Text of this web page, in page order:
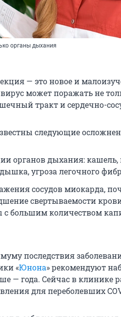
органы дыхания
— это новое и
может поражать не
тракт и сердечно-
следующие
органов дыхания: кашель,
угроза легочного
сосудов миокарда,
свертываемости
с большим количеством
последствия
«Юнона» рекомендуют
— года. Сейчас в клинике
для переболевших